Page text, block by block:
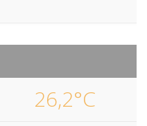
26,2°C